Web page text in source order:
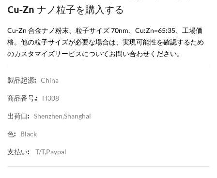
Cu-Zn ナノ粒子を購入する
Cu-Zn 合金ナノ粉末、粒子サイズ 70nm、Cu:Zn=65:35、工場価
格。他の粒子サイズが必要な場合は、実現可能性を確認するため
のカスタマイズサービスについてお問い合わせください。
製品起源: China
商品番号.: H308
出荷口: Shenzhen,Shanghai
色: Black
支払い: T/T,Paypal